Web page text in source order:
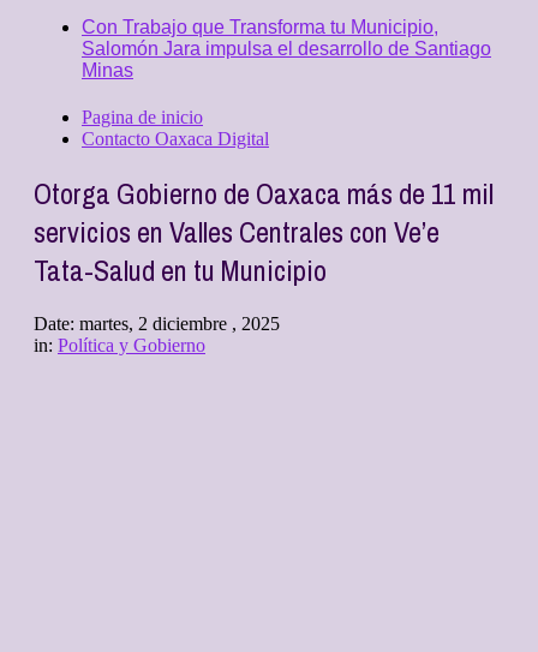
Con Trabajo que Transforma tu Municipio,
Salomón Jara impulsa el desarrollo de Santiago
Minas
Pagina de inicio
Contacto Oaxaca Digital
Otorga Gobierno de Oaxaca más de 11 mil
servicios en Valles Centrales con Ve’e
Tata-Salud en tu Municipio
Date: martes, 2 diciembre , 2025
in: Política y Gobierno